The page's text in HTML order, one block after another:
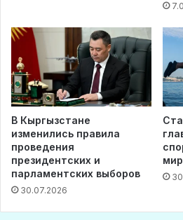
В Кыргызстане
изменились правила
проведения
президентских и
парламентских выборов
30.07.2026